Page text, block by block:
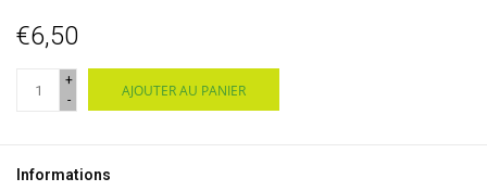
€6,50
+
-
AJOUTER AU PANIER
Informations